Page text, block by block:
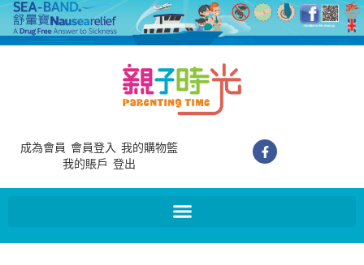
成為會員 會員登入 我的購物籃
我的賬戶 登出